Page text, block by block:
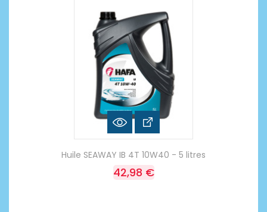
Huile SEAWAY IB 4T 10W40 - 5 litres
42,98 €